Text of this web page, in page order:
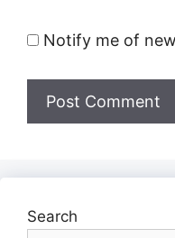
Notify me of
Search